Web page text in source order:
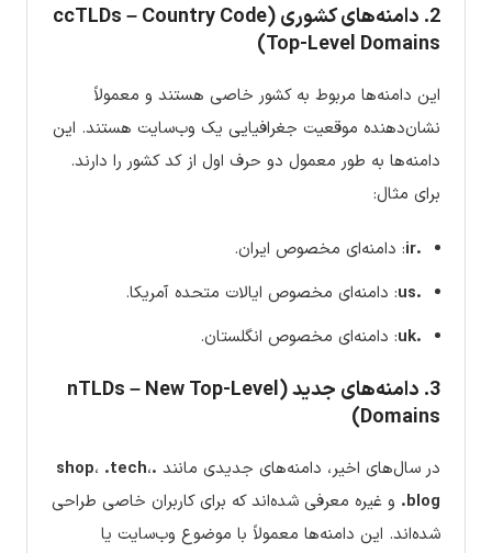
2. دامنه‌های کشوری (ccTLDs – Country Code
Top-Level Domains)
این دامنه‌ها مربوط به کشور خاصی هستند و معمولاً
نشان‌دهنده موقعیت جغرافیایی یک وب‌سایت هستند. این
دامنه‌ها به طور معمول دو حرف اول از کد کشور را دارند.
برای مثال:
.ir : دامنه‌ای مخصوص ایران.
.us
: دامنه‌ای مخصوص ایالات متحده آمریکا.
.uk
: دامنه‌ای مخصوص انگلستان.
3. دامنه‌های جدید (nTLDs – New Top-Level
Domains)
در سال‌های اخیر، دامنه‌های جدیدی مانند .shop ، .tech،
.blog و غیره معرفی شده‌اند که برای کاربران خاصی طراحی
شده‌اند. این دامنه‌ها معمولاً با موضوع وب‌سایت یا